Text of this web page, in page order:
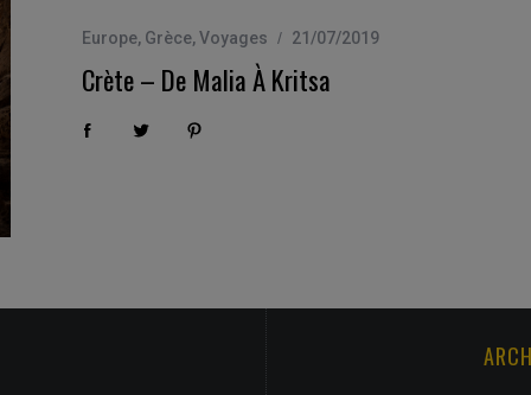
Europe, Grèce,Voyages 21/07/2019
Crète – De Malia À Kritsa